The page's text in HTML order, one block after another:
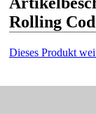
Rolling
Dieses Produkt